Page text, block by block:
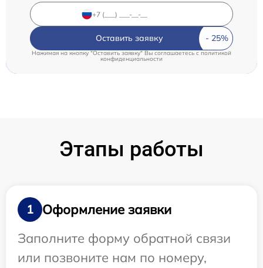
Оставить заявку
Нажимая на кнопку "Оставить заявку" Вы соглашаетесь c политикой
конфиденциальности
Этапы работы
1
Оформление заявки
Заполните форму обратной связи
или позвоните нам по номеру,